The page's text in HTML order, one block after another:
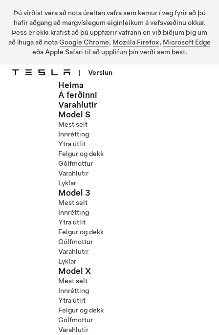
Þú virðist vera að nota úreltan vafra sem kemur í veg fyrir að þú
hafir aðgang að margvíslegum eiginleikum á vefsvæðinu okkar.
Þess er ekki krafist að þú uppfærir vafrann en við biðjum þig um
að íhuga að nota Google Chrome, Mozilla Firefox, Microsoft Edge
eða Apple Safari til að upplifun þín verði sem best.
| Verslun
Heima
Á ferðinni
Varahlutir
Model S
Mest selt
Innrétting
Ytra útlit
Felgur og dekk
Gólfmottur
Varahlutir
Lyklar
Model 3
Mest selt
Innrétting
Ytra útlit
Felgur og dekk
Gólfmottur
Varahlutir
Lyklar
Model X
Mest selt
Innrétting
Ytra útlit
Felgur og dekk
Gólfmottur
Varahlutir